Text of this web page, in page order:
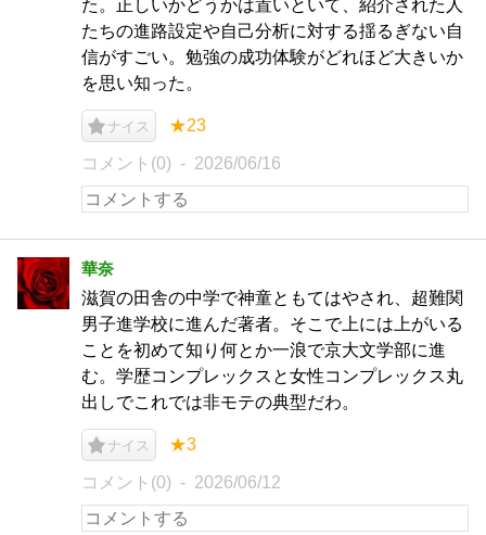
た。正しいかどうかは置いといて、紹介された人
たちの進路設定や自己分析に対する揺るぎない自
信がすごい。勉強の成功体験がどれほど大きいか
を思い知った。
ナイス ★23
コメント(0) 2026/06/16
華奈
滋賀の田舎の中学で神童ともてはやされ、超難関
男子進学校に進んだ著者。そこで上には上がいる
ことを初めて知り何とか一浪で京大文学部に進
む。学歴コンプレックスと女性コンプレックス丸
出しでこれでは非モテの典型だわ。
ナイス ★3
コメント(0) 2026/06/12